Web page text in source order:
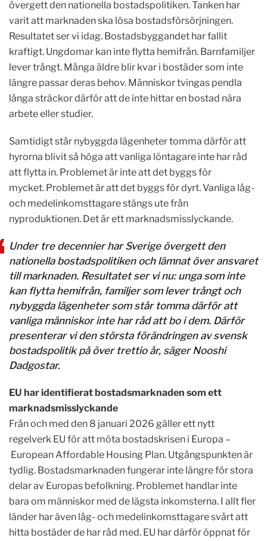
övergett den nationella bostadspolitiken.Tanken har
varit att marknaden ska lösa bostadsförsörjningen.
Resultatet ser vi idag. Bostadsbyggandet har fallit
kraftigt. Ungdomar kan inte flytta hemifrån. Barnfamiljer
lever trångt. Många äldre blir kvar i bostäder som inte
längre passar deras behov. Människor tvingas pendla
långa sträckor därför att de inte hittar en bostad nära
arbete eller studier.
Samtidigt står nybyggda lägenheter tomma därför att
hyrorna blivit så höga att vanliga löntagare inte har råd
att flytta in. Problemet är inte att det byggs för
mycket. Problemet är att det byggs för dyrt. Vanliga låg-
och medelinkomsttagare stängs ute från
nyproduktionen. Det är ett marknadsmisslyckande.
Under tre decennier har Sverige övergett den
nationella bostadspolitiken och lämnat över ansvaret
till marknaden. Resultatet ser vi nu: unga som inte
kan flytta hemifrån, familjer som lever trångt och
nybyggda lägenheter som står tomma därför att
vanliga människor inte har råd att bo i dem. Därför
presenterar vi den största förändringen av svensk
bostadspolitik på över trettio år, säger Nooshi
Dadgostar.
EU har identifierat bostadsmarknaden som ett
marknadsmisslyckande
Från och med den 8 januari 2026 gäller ett nytt
regelverk EU för att möta bostadskrisen i Europa –
European Affordable Housing Plan. Utgångspunkten är
tydlig. Bostadsmarknaden fungerar inte längre för stora
delar av Europas befolkning. Problemet handlar inte
bara om människor med de lägsta inkomsterna. I allt fler
länder har även låg- och medelinkomsttagare svårt att
hitta bostäder de har råd med. EU har därför öppnat för